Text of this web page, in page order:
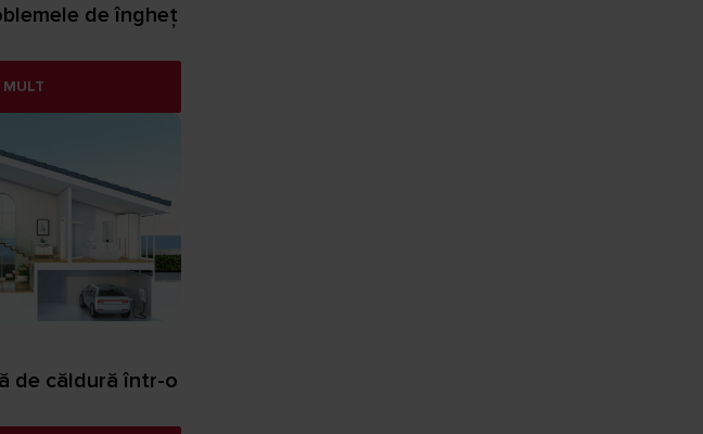
de îngheț
de căldură într-o